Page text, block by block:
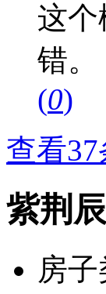
这
错。
(0)
查看
紫荆
房子